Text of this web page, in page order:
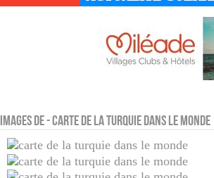
Images de - Carte de la Turquie dans le monde